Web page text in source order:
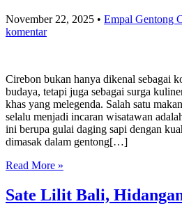
November 22, 2025 • Empal Gentong
komentar
Cirebon bukan hanya dikenal sebagai
budaya, tetapi juga sebagai surga
khas yang melegenda. Salah satu
selalu menjadi incaran wisatawan
ini berupa gulai daging sapi dengan
dimasak dalam gentong[…]
Read More »
Sate Lilit Bali,